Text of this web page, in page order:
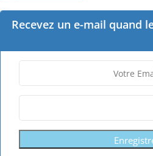
Recevez un e-mail quand